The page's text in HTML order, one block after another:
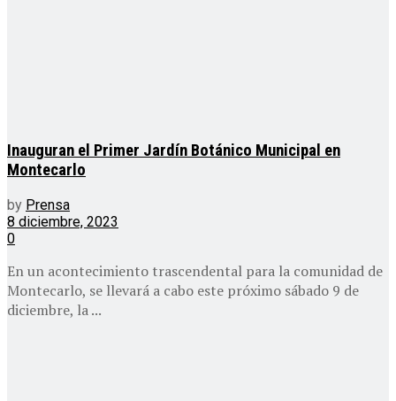
Inauguran el Primer Jardín Botánico Municipal en
Montecarlo
by Prensa
8 diciembre, 2023
0
En un acontecimiento trascendental para la comunidad de
Montecarlo, se llevará a cabo este próximo sábado 9 de
diciembre, la ...